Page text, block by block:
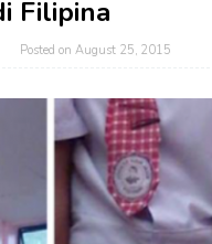
Filipina
Posted onAugust 25, 2015